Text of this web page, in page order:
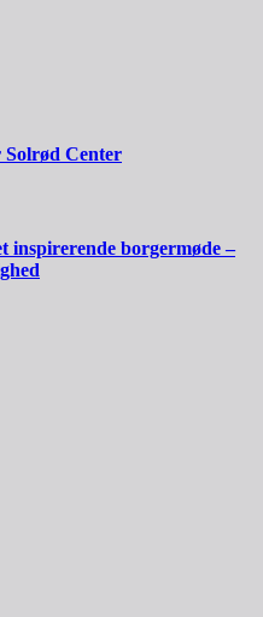
Solrød Center
inspirerende borgermøde –